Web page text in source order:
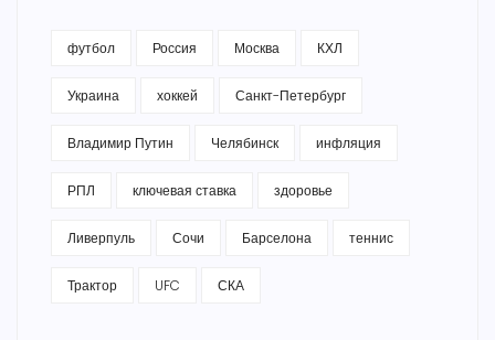
футбол Россия Москва КХЛ
Украина хоккей Санкт-Петербург
Владимир Путин Челябинск инфляция
РПЛ ключевая ставка здоровье
Ливерпуль Сочи Барселона теннис
Трактор UFC СКА